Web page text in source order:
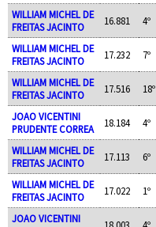
WILLIAM MICHEL DE
FREITAS JACINTO
16.881 4º
WILLIAM MICHEL DE
FREITAS JACINTO
17.232 7º
WILLIAM MICHEL DE
FREITAS JACINTO
17.516 18º
JOAO VICENTINI
PRUDENTE CORREA
18.184 4º
WILLIAM MICHEL DE
FREITAS JACINTO
17.113 6º
WILLIAM MICHEL DE
FREITAS JACINTO
17.022 1º
JOAO VICENTINI
18.003 4º